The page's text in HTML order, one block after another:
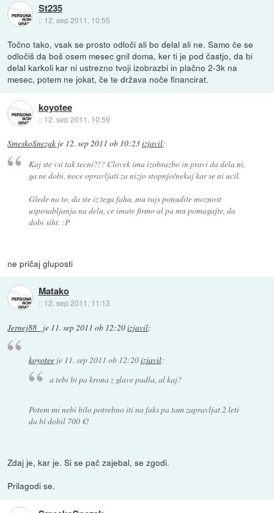
St235
:: 12. sep 2011, 10:55
Točno tako, vsak se prosto odloči ali bo delal ali ne. Samo če se
odločiš da boš osem mesec gnil doma, ker ti je pod častjo, da bi
delal karkoli kar ni ustrezno tvoji izobrazbi in plačno 2-3k na
mesec, potem ne jokat, če te država noče financirat.
koyotee
:: 12. sep 2011, 10:59
SmeskoSnezak je 12. sep 2011 ob 10:23izjavil:
Kaj ste vsi tak tecni?!? Clovek ima izobrazbo in pravi da dela ni,
ga ne dobi, noce opravljati za nizjo stopnjo/nekaj kar se ni ucil.
Glede na to, da ste iz tega faha, mu rajs ponudite moznost
usposabljanja na delu, ce imate firmo al pa mu pomagajte, da
dobi siht. :P
ne pričaj gluposti
Matako
:: 12. sep 2011, 11:13
Jernej88_ je 11. sep 2011 ob 12:20izjavil:
koyoteeje 11. sep 2011 ob 12:20izjavil:
a tebi bi pa krona z glave padla, al kaj?
Potem mi nebi bilo potrebno iti na faks pa tam zapravljat 2 leti
da bi dobil 700 €!
Zdaj je, kar je. Si se pač zajebal, se zgodi.
Prilagodi se.